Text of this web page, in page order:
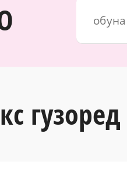
гузоред